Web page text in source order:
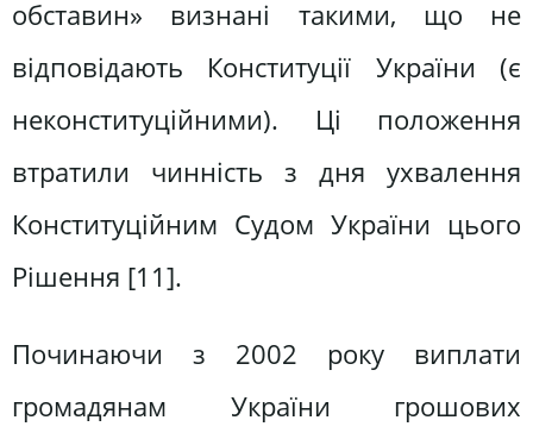
обставин» визнані такими, що не
відповідають Конституції України (є
неконституційними). Ці положення
втратили чинність з дня ухвалення
Конституційним Судом України цього
Рішення [11].
Починаючи з 2002 року виплати
громадянам України грошових